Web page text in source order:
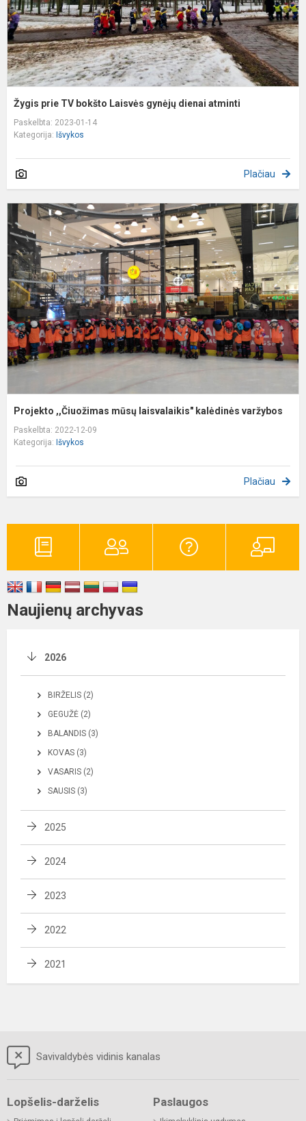
Žygis prie TV bokšto Laisvės gynėjų dienai atminti
Paskelbta: 2023-01-14
Kategorija: Išvykos
Plačiau
Projekto ,,Čiuožimas mūsų laisvalaikis" kalėdinės varžybos
Paskelbta: 2022-12-09
Kategorija: Išvykos
Plačiau
Naujienų archyvas
2026
BIRŽELIS (2)
GEGUŽĖ (2)
BALANDIS (3)
KOVAS (3)
VASARIS (2)
SAUSIS (3)
2025
2024
2023
2022
2021
Savivaldybės vidinis kanalas
Lopšelis-darželis Paslaugos